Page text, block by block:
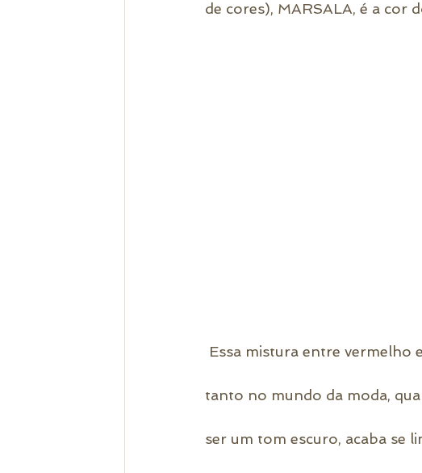
de cores), MARSALA, é a cor
Essa mistura entre vermelho
tanto no mundo da moda,
ser um tom escuro, acaba se